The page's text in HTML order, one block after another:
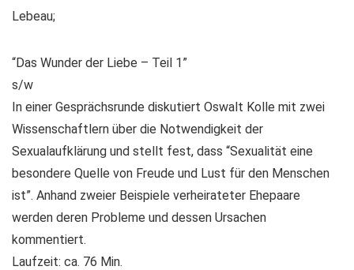
Lebeau;
“Das Wunder der Liebe – Teil 1”
s/w
In einer Gesprächsrunde diskutiert Oswalt Kolle mit zwei
Wissenschaftlern über die Notwendigkeit der
Sexualaufklärung und stellt fest, dass “Sexualität eine
besondere Quelle von Freude und Lust für den Menschen
ist”. Anhand zweier Beispiele verheirateter Ehepaare
werden deren Probleme und dessen Ursachen
kommentiert.
Laufzeit: ca. 76 Min.